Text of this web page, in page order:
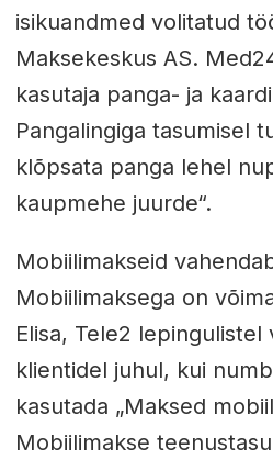
isikuandmed volitatud
Maksekeskus AS.
kasutaja panga- ja
Pangalingiga tasumisel
klõpsata panga lehel
kaupmehe juurde“.
Mobiilimakseid
Mobiilimaksega on
Elisa, Tele2 lepingulistel
klientidel juhul, kui
kasutada „Maksed
Mobiilimakse